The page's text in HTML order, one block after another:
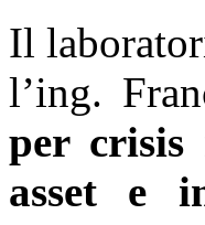
Il
l’ing.
per crisis
asset e